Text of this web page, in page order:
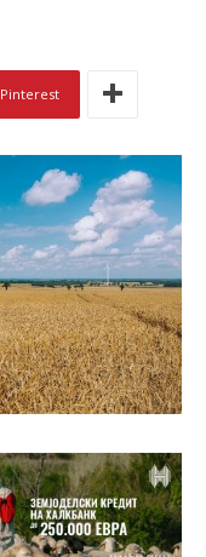
Pinterest